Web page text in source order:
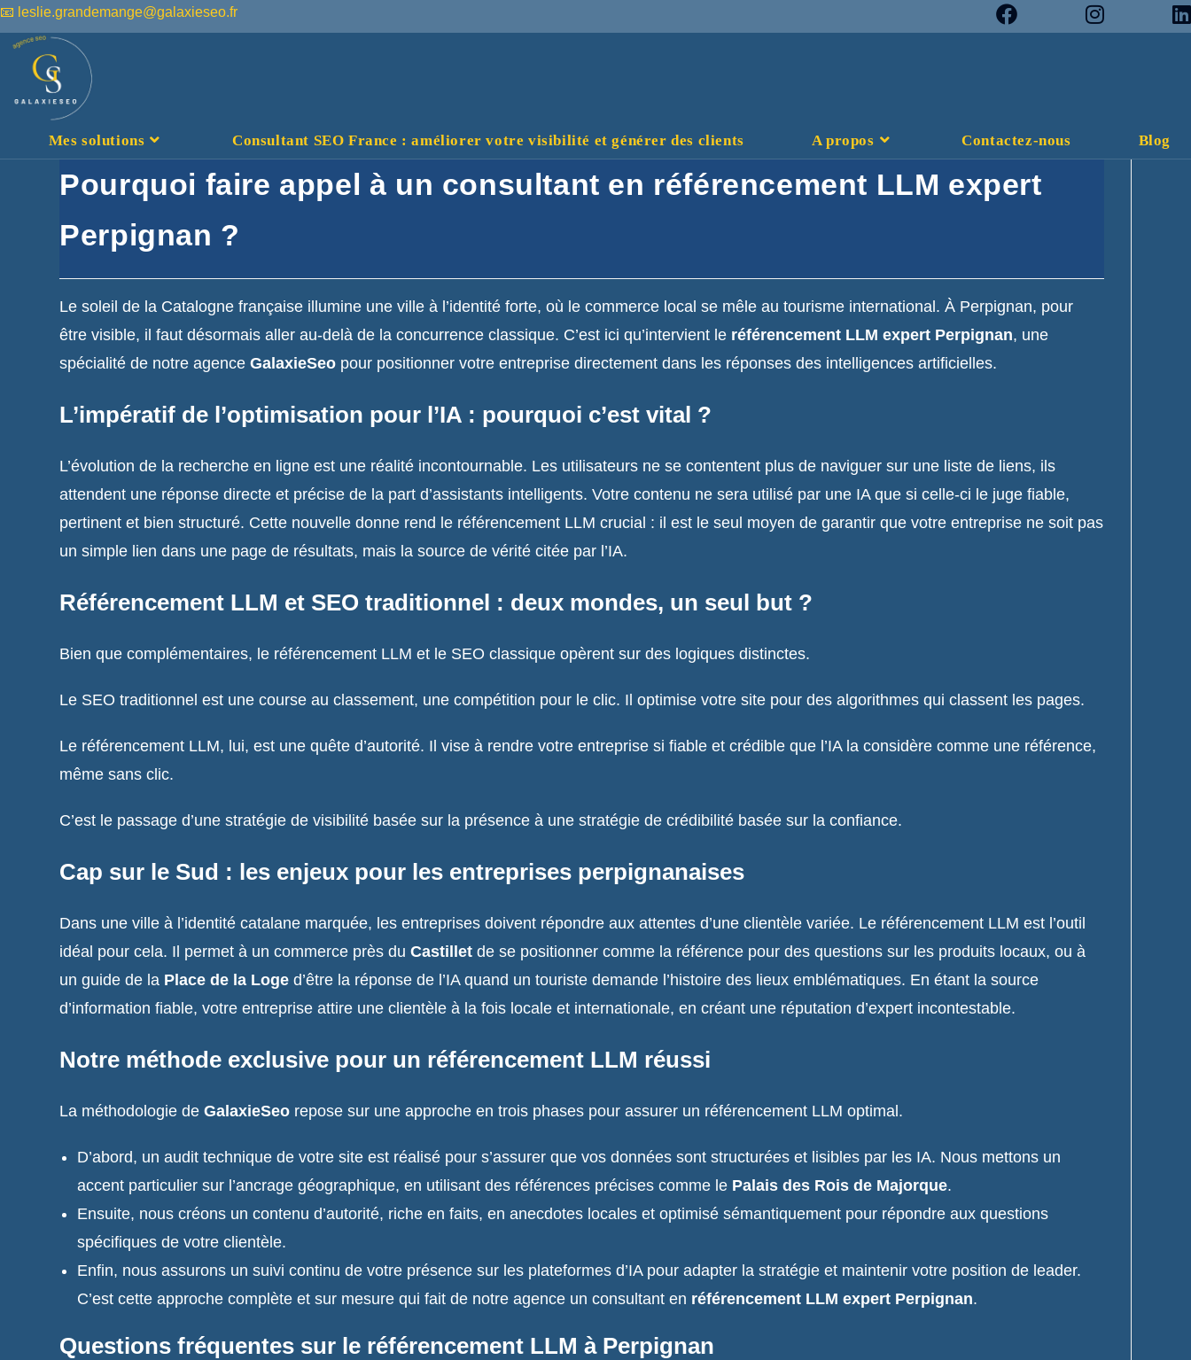
📧 leslie.grandemange@galaxieseo.fr
Mes solutions Consultant SEO France : améliorer votre visibilité et générer des clients A propos Contactez-nous Blog
Pourquoi faire appel à un consultant en référencement LLM expert
Perpignan ?
Le soleil de la Catalogne française illumine une ville à l’identité forte, où le commerce local se mêle au tourisme international. À Perpignan, pour
être visible, il faut désormais aller au-delà de la concurrence classique. C’est ici qu’intervient le référencement LLM expert Perpignan, une
spécialité de notre agenceGalaxieSeo pour positionner votre entreprise directement dans les réponses des intelligences artificielles.
L’impératif de l’optimisation pour l’IA : pourquoi c’est vital ?
L’évolution de la recherche en ligne est une réalité incontournable. Les utilisateurs ne se contentent plus de naviguer sur une liste de liens, ils
attendent une réponse directe et précise de la part d’assistants intelligents. Votre contenu ne sera utilisé par une IA que si celle-ci le juge fiable,
pertinent et bien structuré. Cette nouvelle donne rend le référencement LLM crucial : il est le seul moyen de garantir que votre entreprise ne soit pas
un simple lien dans une page de résultats, mais la source de vérité citée par l’IA.
Référencement LLM et SEO traditionnel : deux mondes, un seul but ?
Bien que complémentaires, le référencement LLM et le SEO classique opèrent sur des logiques distinctes.
Le SEO traditionnel est une course au classement, une compétition pour le clic. Il optimise votre site pour des algorithmes qui classent les pages.
Le référencement LLM, lui, est une quête d’autorité. Il vise à rendre votre entreprise si fiable et crédible que l’IA la considère comme une référence,
même sans clic.
C’est le passage d’une stratégie de visibilité basée sur la présence à une stratégie de crédibilité basée sur la confiance.
Cap sur le Sud : les enjeux pour les entreprises perpignanaises
Dans une ville à l’identité catalane marquée, les entreprises doivent répondre aux attentes d’une clientèle variée. Le référencement LLM est l’outil
idéal pour cela. Il permet à un commerce près duCastillet de se positionner comme la référence pour des questions sur les produits locaux, ou à
un guide de la Place de la Loge d’être la réponse de l’IA quand un touriste demande l’histoire des lieux emblématiques. En étant la source
d’information fiable, votre entreprise attire une clientèle à la fois locale et internationale, en créant une réputation d’expert incontestable.
Notre méthode exclusive pour un référencement LLM réussi
La méthodologie deGalaxieSeo repose sur une approche en trois phases pour assurer un référencement LLM optimal.
D’abord, un audit technique de votre site est réalisé pour s’assurer que vos données sont structurées et lisibles par les IA. Nous mettons un
accent particulier sur l’ancrage géographique, en utilisant des références précises comme le Palais des Rois de Majorque.
Ensuite, nous créons un contenu d’autorité, riche en faits, en anecdotes locales et optimisé sémantiquement pour répondre aux questions
spécifiques de votre clientèle.
Enfin, nous assurons un suivi continu de votre présence sur les plateformes d’IA pour adapter la stratégie et maintenir votre position de leader.
C’est cette approche complète et sur mesure qui fait de notre agence un consultant en référencement LLM expert Perpignan.
Questions fréquentes sur le référencement LLM à Perpignan